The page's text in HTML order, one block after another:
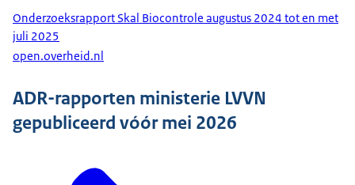
Onderzoeksrapport Skal Biocontrole augustus 2024 tot en met
juli 2025
open.overheid.nl
ADR-rapporten ministerie LVVN
gepubliceerd vóór mei 2026